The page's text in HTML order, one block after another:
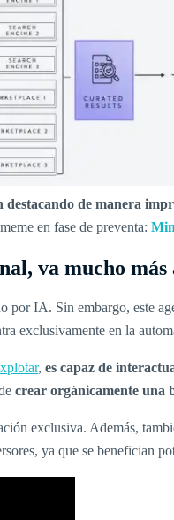
destacando de manera
en fase de preventa:
va mucho más
por IA. Sin embargo, este
exclusivamente en la
, es capaz de
crear orgánicamente una
exclusiva. Además,
ya que se benefician